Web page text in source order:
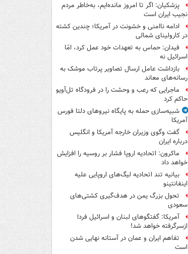
پزشکیان: اگر تا امروز مانده‌ایم، به‌خاطر مردم
نجیب ایران است
ادامه ناامنی و خشونت در آمریکا؛ چندین کشته
در کارولینای شمالی
فیدان: حماس به تعهدات خود عمل کرد، امّا
اسرائیل نه
بازداشت عامل ارسال تصاویر پرتاب موشک به
رسانه‌های معاند
ماجرایی که رعب و وحشت را در فرودگاه تل‌آویو
حاکم کرد
شبیه‌سازی حمله به پایگاه نیروهای دلتا فورس
آمریکا
گفت وگوی وزیران خارجه آمریکا و انگلیس
درباره ایران
ماکرون: اتحادیه اروپا فشار بر روسیه را افزایش
خواهد داد
بیانیه تند اتحادیه لیگ‌های اروپایی علیه
اینفانتینو
تحول بزرگ یمن در هدف‌گیری کشتی‌های
سعودی
آمریکا: گفتگوهای لبنان و اسرائیل فردا
ازسرگرفته خواهد شد!
تفاهم ایران و عمان در آستانه نهایی شدن
است